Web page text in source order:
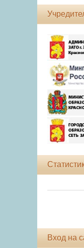
Вход на